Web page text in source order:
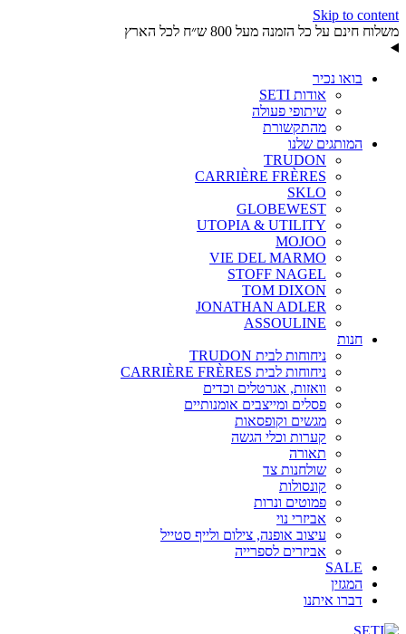
Skip to content
משלוח חינם על כל הזמנה מעל 800 ש״ח לכל הארץ
בואו נכיר
אודות SETI
שיתופי פעולה
מהתקשורת
המותגים שלנו
TRUDON
CARRIÈRE FRÈRES
SKLO
GLOBEWEST
UTOPIA & UTILITY
MOJOO
VIE DEL MARMO
STOFF NAGEL
TOM DIXON
JONATHAN ADLER
ASSOULINE
חנות
ניחוחות לבית TRUDON
ניחוחות לבית CARRIÈRE FRÈRES
וואזות, אגרטלים וכדים
פסלים ומייצבים אומנותיים
מגשים וקופסאות
קערות וכלי הגשה
תאורה
שולחנות צד
קונסולות
פמוטים ונרות
אביזרי נוי
עיצוב אופנה, צילום ולייף סטייל
אביזרים לספרייה
SALE
המגזין
דברו איתנו